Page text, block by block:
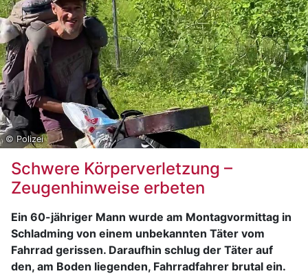
© Polizei
Schwere Körperverletzung –
Zeugenhinweise erbeten
Ein 60-jähriger Mann wurde am Montagvormittag in
Schladming von einem unbekannten Täter vom
Fahrrad gerissen. Daraufhin schlug der Täter auf
den, am Boden liegenden, Fahrradfahrer brutal ein.